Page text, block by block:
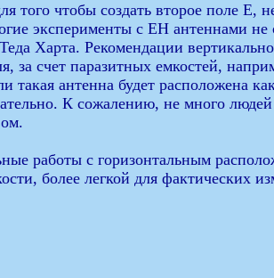
того чтобы создать второе поле
эксперименты с ЕН антеннами
Харта. Рекомендации
за счет паразитных емкостей,
такая антенна будет
К сожалению, не много
работы с горизонтальным
более легкой для